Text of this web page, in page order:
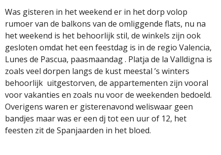
Was gisteren in het weekend er in het dorp volop
rumoer van de balkons van de omliggende flats, nu na
het weekend is het behoorlijk stil, de winkels zijn ook
gesloten omdat het een feestdag is in de regio Valencia,
Lunes de Pascua, paasmaandag . Platja de la Valldigna is
zoals veel dorpen langs de kust meestal ’s winters
behoorlijk uitgestorven, de appartementen zijn vooral
voor vakanties en zoals nu voor de weekenden bedoeld.
Overigens waren er gisterenavond weliswaar geen
bandjes maar was er een dj tot een uur of 12, het
feesten zit de Spanjaarden in het bloed.